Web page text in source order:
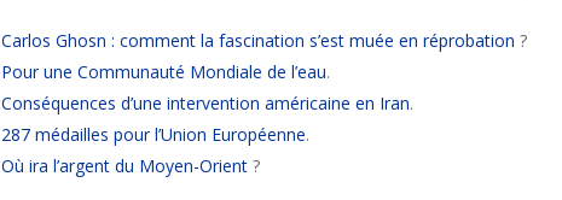
Carlos Ghosn : comment la fascination s’est muée en réprobation ?
Pour une Communauté Mondiale de l’eau.
Conséquences d’une intervention américaine en Iran.
287 médailles pour l’Union Européenne.
Où ira l’argent du Moyen-Orient ?